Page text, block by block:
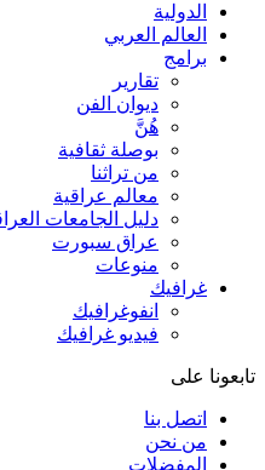
الدولية
العالم العربي
برامج
تقارير
ديوان الفن
هُنَّ
بوصلة ثقافية
من تراثنا
معالم عراقية
دليل الجامعات
عراق سبورت
منوعات
غرافيك
انفوغرافيك
فيديو غرافيك
تابعونا على
اتصل بنا
من نحن
المفضلات